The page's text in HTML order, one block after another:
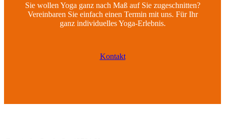
Sie wollen Yoga ganz nach Maß auf Sie zugeschnitten?
Vereinbaren Sie einfach einen Termin mit uns. Für Ihr
ganz individuelles Yoga-Erlebnis.
Kontakt